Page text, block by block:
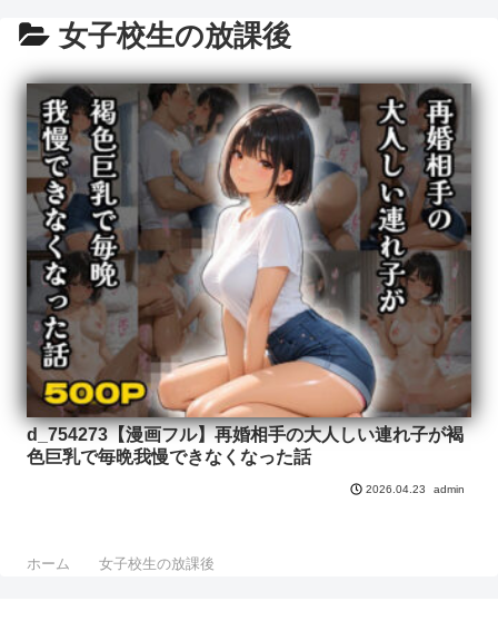
女子校生の放課後
d_754273【漫画フル】再婚相手の大人しい連れ子が褐
色巨乳で毎晩我慢できなくなった話
2026.04.23 admin
ホーム 女子校生の放課後